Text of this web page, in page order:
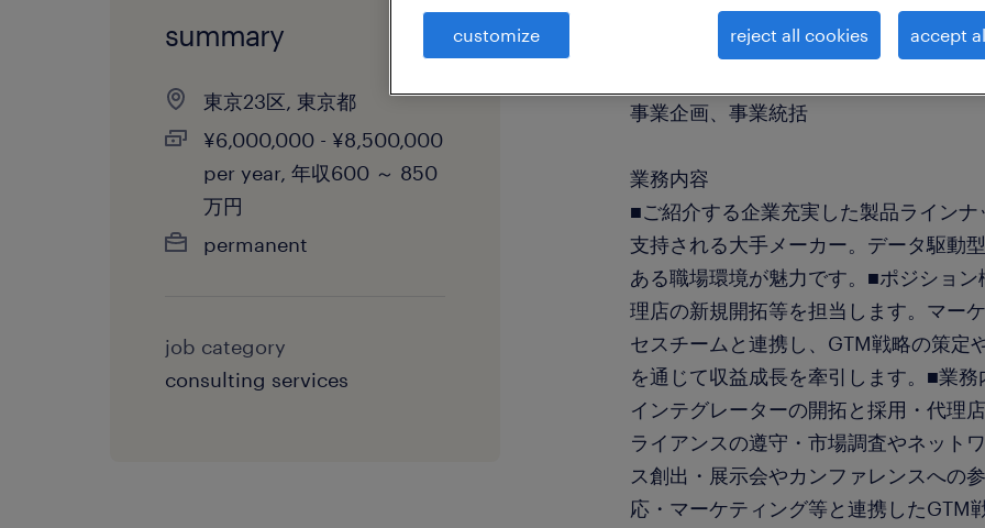
summary
東京23区, 東京都
¥6,000,000 - ¥8,500,000
per year, 年収600 ～ 850
万円
permanent
job category
consulting services
社名非公開
事業企画、事業統括
業務内容
■ご紹介する企業充実した製品ライン
支持される大手メーカー。データ駆動
ある職場環境が魅力です。■ポジショ
理店の新規開拓等を担当します。マー
セスチームと連携し、GTM戦略の策定
を通じて収益成長を牽引します。■業
インテグレーターの開拓と採用・代理
ライアンスの遵守・市場調査やネット
ス創出・展示会やカンファレンスへの
応・マーケティング等と連携したGTM
customize reject all cookies accept